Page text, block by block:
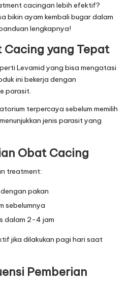
cacingan lebih efektif?
bikin ayam kembali bugar dalam
lengkapnya!
Cacing yang Tepat
Levamid yang bisa mengatasi
ini bekerja dengan
parasit.
terpercaya sebelum memilih
jenis parasit yang
Obat Cacing
treatment:
pakan
sebelumnya
dalam 2-4 jam
jika dilakukan pagi hari saat
Pemberian